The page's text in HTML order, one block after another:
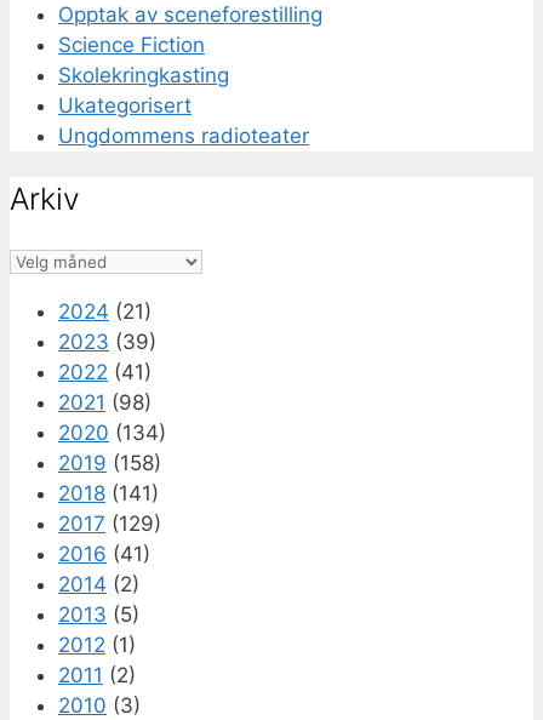
Opptak av sceneforestilling
Science Fiction
Skolekringkasting
Ukategorisert
Ungdommens radioteater
Arkiv
Arkiv
2024 (21)
2023 (39)
2022 (41)
2021 (98)
2020 (134)
2019 (158)
2018 (141)
2017 (129)
2016 (41)
2014 (2)
2013 (5)
2012 (1)
2011 (2)
2010 (3)